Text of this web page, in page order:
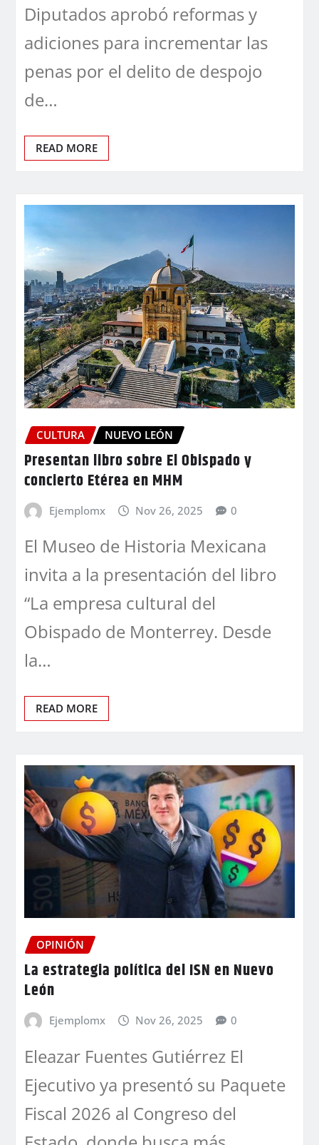
Diputados aprobó reformas y
adiciones para incrementar las
penas por el delito de despojo
de…
READ MORE
CULTURA NUEVO LEÓN
Presentan libro sobre El Obispado y
concierto Etérea en MHM
Ejemplomx Nov 26, 2025 0
El Museo de Historia Mexicana
invita a la presentación del libro
“La empresa cultural del
Obispado de Monterrey. Desde
la…
READ MORE
OPINIÓN
La estrategia política del ISN en Nuevo
León
Ejemplomx Nov 26, 2025 0
Eleazar Fuentes Gutiérrez El
Ejecutivo ya presentó su Paquete
Fiscal 2026 al Congreso del